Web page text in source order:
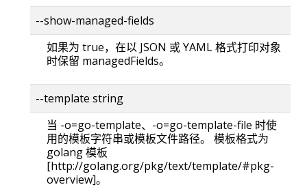
--show-managed-fields
如果为 true，在以 JSON 或 YAML 格式打印对象
时保留 managedFields。
--template string
当 -o=go-template、-o=go-template-file 时使
用的模板字符串或模板文件路径。 模板格式为
golang 模板
[http://golang.org/pkg/text/template/#pkg-
overview]。